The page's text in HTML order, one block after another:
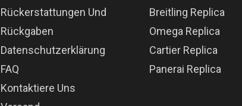
Rückerstattungen Und
Rückgaben
Datenschutzerklärung
FAQ
Kontaktiere Uns
Breitling Replica
Omega Replica
Cartier Replica
Panerai Replica